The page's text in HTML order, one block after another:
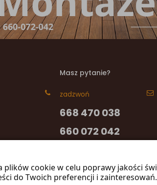
cookie w celu poprawy jakości
do Twoich preferencji i zainteresowań.
Masz pytanie?
zadzwoń
668 470 038
660 072 042